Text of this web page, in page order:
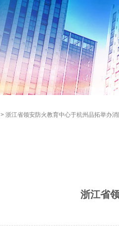
> 浙江省领安防火教育中心于杭州品拓举办
浙江省